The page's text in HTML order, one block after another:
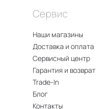
Сервис
Наши магазины
Доставка и оплата
Сервисный центр
Гарантия и возврат
Trade-In
Блог
Контакты